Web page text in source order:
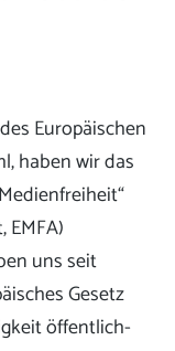
Europäischen
haben wir das
EMFA)
uns seit
Gesetz
öffentlich-